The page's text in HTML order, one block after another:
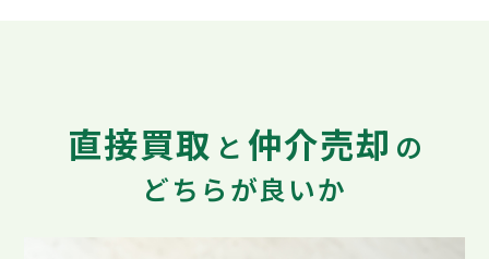
直接買取 と 仲介売却 の
どちらが良いか